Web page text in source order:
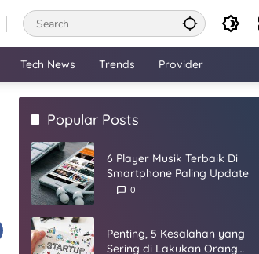
Tech News Trends Provider
Popular Posts
6 Player Musik Terbaik Di
Smartphone Paling Update
0
Penting, 5 Kesalahan yang
Sering di Lakukan Orang